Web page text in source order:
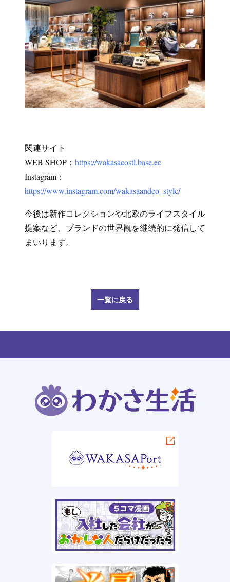
関連サイト
WEB SHOP： https://wakasacostl.base.ec
Instagram：
https://www.instagram.com/wakasaandco_style/
今後は新作コレクションや北欧のライフスタイル
提案など、ブランドの世界観を継続的に発信して
まいります。
一覧に戻る